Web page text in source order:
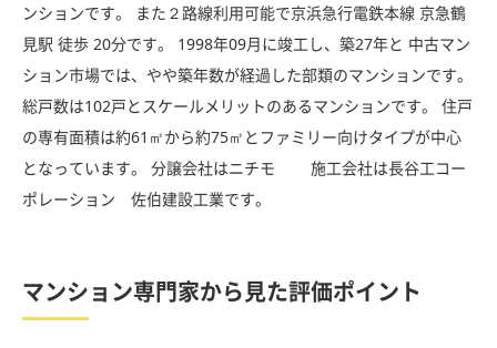
ンションです。 また２路線利用可能で京浜急行電鉄本線 京急鶴
見駅 徒歩 20分です。 1998年09月に竣工し、築27年と 中古マン
ション市場では、やや築年数が経過した部類のマンションです。
総戸数は102戸とスケールメリットのあるマンションです。 住戸
の専有面積は約61㎡から約75㎡とファミリー向けタイプが中心
となっています。 分譲会社はニチモ 施工会社は長谷工コー
ポレーション 佐伯建設工業です。
マンション専門家から見た評価ポイント